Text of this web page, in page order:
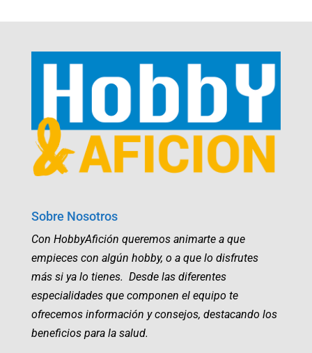
Sobre Nosotros
Con HobbyAfición queremos animarte a que
empieces con algún hobby, o a que lo disfrutes
más si ya lo tienes. Desde las diferentes
especialidades que componen el equipo te
ofrecemos información y consejos, destacando los
beneficios para la salud.